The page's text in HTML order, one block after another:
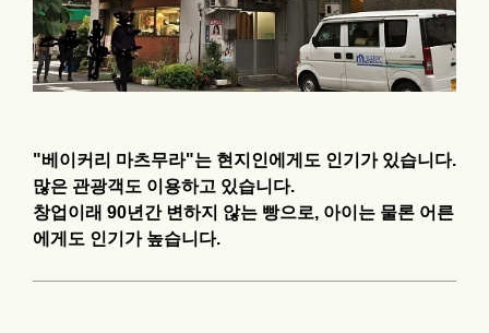
"베이커리 마츠무라"는 현지인에게도 인기가 있습니다.
많은 관광객도 이용하고 있습니다.
창업이래 90년간 변하지 않는 빵으로, 아이는 물론 어른
에게도 인기가 높습니다.